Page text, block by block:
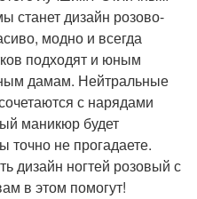
станет дизайн розово-
модно и всегда
подходят и юным
дамам. Нейтральные
с нарядами
маникюр будет
точно не прогадаете.
дизайн ногтей розовый с
в этом помогут!